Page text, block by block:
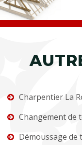
Charpentier La
Changement de
Démoussage de